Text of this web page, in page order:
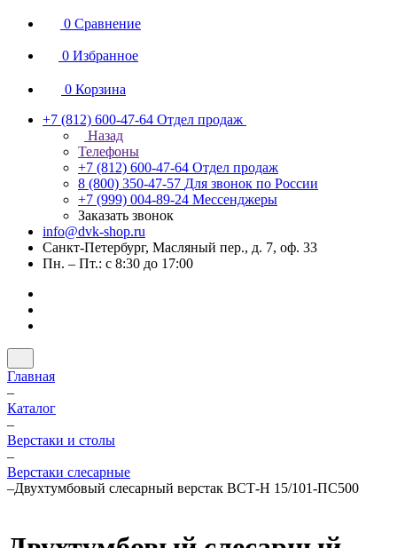
0 Сравнение
0 Избранное
0 Корзина
+7 (812) 600-47-64 Отдел продаж
Назад
Телефоны
+7 (812) 600-47-64 Отдел продаж
8 (800) 350-47-57 Для звонок по России
+7 (999) 004-89-24 Мессенджеры
Заказать звонок
info@dvk-shop.ru
Санкт-Петербург, Масляный пер., д. 7, оф. 33
Пн. – Пт.: с 8:30 до 17:00
Главная
–
Каталог
–
Верстаки и столы
–
Верстаки слесарные
–Двухтумбовый слесарный верстак ВСТ-Н 15/101-ПС500